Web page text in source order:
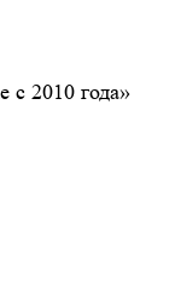
2010 года»